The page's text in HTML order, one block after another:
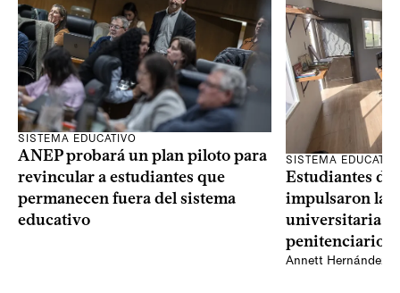
SISTEMA EDUCATIVO
ANEP probará un plan piloto para
revincular a estudiantes que
permanecen fuera del sistema
educativo
SISTEMA
Estudiantes
impulsaron la
universitaria
penitenciario
Annett Hernández